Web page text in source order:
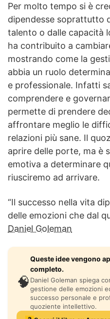
Per molto tempo si è
dipendesse soprattutto
talento o dalle capacità
ha contribuito a
mostrando come la
abbia un ruolo
e professionale. Infatti
comprendere e
permette di prendere
affrontare meglio le
relazioni più sane. Il
aprire delle porte, ma è
emotiva a determinare
riusciremo ad arrivare.
“Il successo nella vita
delle emozioni che dal
Daniel Goleman
🧠
Queste idee vengono
completo.
Daniel Goleman spiega
gestione delle emozioni
successo personale e
quoziente intellettivo.